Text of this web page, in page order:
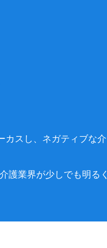
カスし、ネガティブな介
護業界が少しでも明るく